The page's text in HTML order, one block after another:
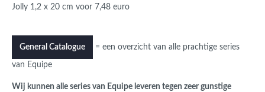
Jolly 1,2 x 20 cm voor 7,48 euro
General Catalogue = een overzicht van alle prachtige series
van Equipe
Wij kunnen alle series van Equipe leveren tegen zeer gunstige